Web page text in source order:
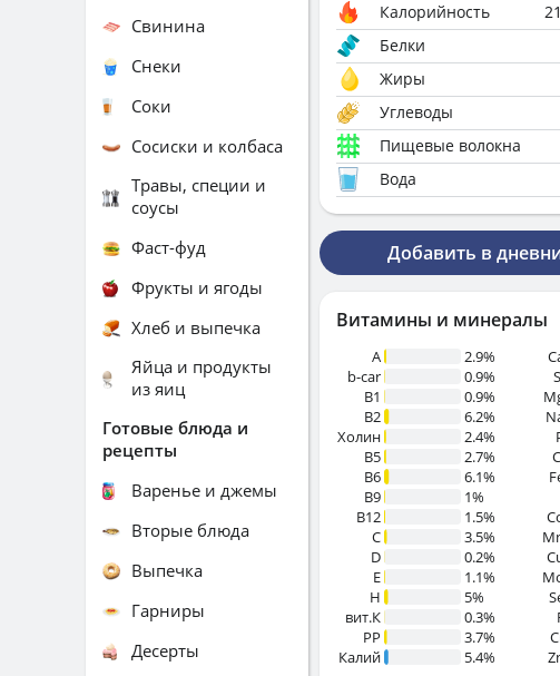
Калорийность
Белки
Жиры
Углеводы
Пищевые волокна
Вода
Добавить в
Витамины и минералы
A
2.9%
b-car
0.9%
В1
0.9%
B2
6.2%
Холин
2.4%
B5
2.7%
B6
6.1%
B9
1%
B12
1.5%
C
3.5%
D
0.2%
E
1.1%
H
5%
вит.К
0.3%
PP
3.7%
Калий
5.4%
Свинина
Снеки
Соки
Сосиски и колбаса
Травы, специи и
соусы
Фаст-фуд
Фрукты и ягоды
Хлеб и выпечка
Яйца и продукты
из яиц
Готовые блюда и
рецепты
Варенье и джемы
Вторые блюда
Выпечка
Гарниры
Десерты